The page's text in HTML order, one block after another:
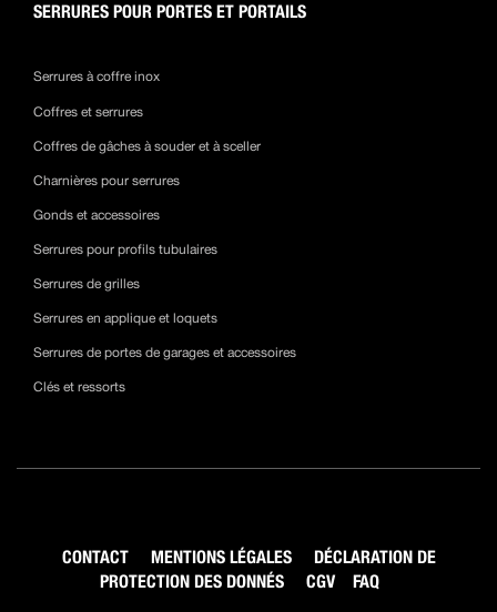
SERRURES POUR PORTES ET PORTAILS
Serrures à coffre inox
Coffres et serrures
Coffres de gâches à souder et à sceller
Charnières pour serrures
Gonds et accessoires
Serrures pour profils tubulaires
Serrures de grilles
Serrures en applique et loquets
Serrures de portes de garages et accessoires
Clés et ressorts
CONTACT MENTIONS LÉGALES
DÉCLARATION DE
PROTECTION DES DONNÉS
CGV FAQ